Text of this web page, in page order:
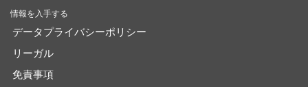
情報を入手する
データプライバシーポリシー
リーガル
免責事項